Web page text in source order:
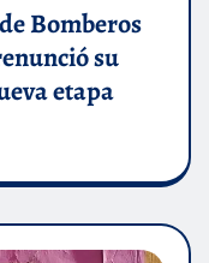
Bomberos
su
etapa